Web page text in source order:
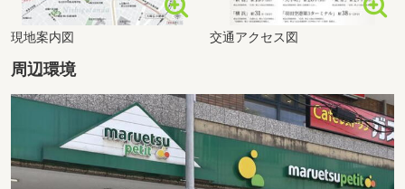
現地案内図 交通アクセス図
周辺環境